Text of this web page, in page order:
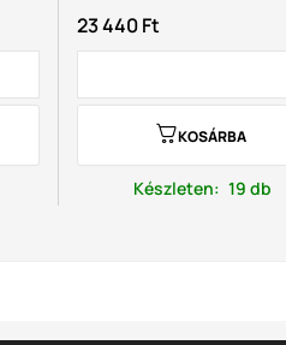
23 440 Ft
KOSÁRBA
Készleten: 19 db